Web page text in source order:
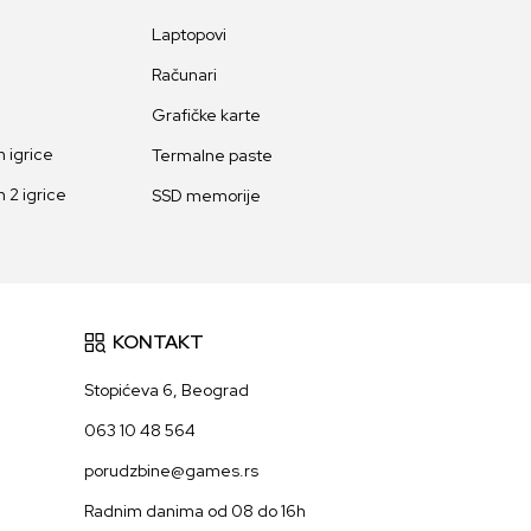
igrice
2 igrice
Laptopovi
Računari
Grafičke karte
Termalne paste
SSD memorije
KONTAKT
Stopićeva 6, Beograd
063 10 48 564
porudzbine@games.rs
Radnim danima od 08 do 16h